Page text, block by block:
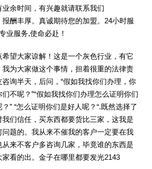
业余时间，有兴趣就请联系我们
酬丰厚。真诚期待您的加盟。24小时服
业服务,使命必赴！
希望大家谅解！这是一个灰色行业，有它
我为大家做这个事情，担着很重的法律责
询半天，后问，“假如我找你们办理，你
不呢？”“假如我找你们办理怎么证明你们
” “怎么证明你们是好人呢？“.既然选择了
我们信任，买东西都要货比三家，这我是
问题的。我从来不催我的客户一定要在我
从来不客户多咨询几家，毕竟谁的东西是
家看的出。金子在哪里都要发光2143